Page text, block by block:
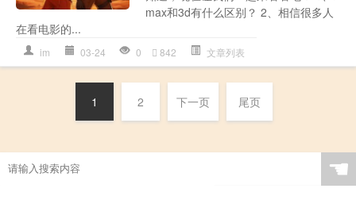
max和3d有什么区别？ 2、相信很多人
在看电影的...
im 03-24 0 842 文章列表
1 2 下一页 尾页
☚